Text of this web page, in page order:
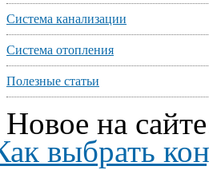
Система канализации
Система отопления
Полезные статьи
Новое на
выбрать